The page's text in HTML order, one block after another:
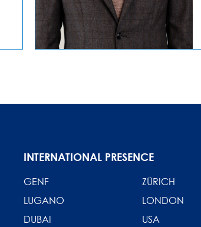
INTERNATIONAL PRESENCE
GENF
ZÜRICH
LUGANO
LONDON
DUBAI
USA